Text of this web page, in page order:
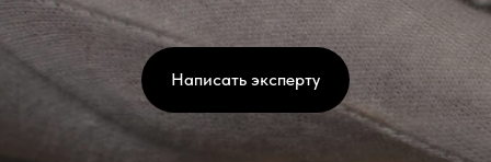
Написать эксперту